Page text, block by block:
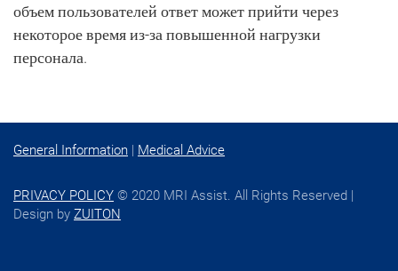
объем пользователей ответ может прийти через
некоторое время из-за повышенной нагрузки
персонала.
General Information | Medical Advice
PRIVACY POLICY © 2020 MRI Assist. All Rights Reserved |
Design by ZUITON